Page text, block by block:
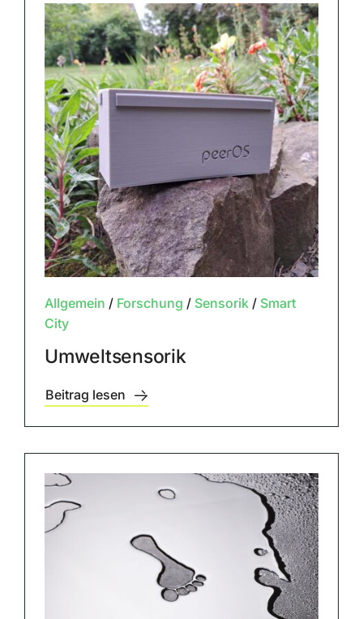
Allgemein / Forschung / Sensorik/ Smart
City
Umweltsensorik
Beitrag lesen